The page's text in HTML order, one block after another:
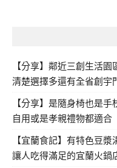
【分享】鄰近三創生活
清楚選擇多還有全省創宇
【分享】是隨身椅也是
自用或是孝親禮物都適合
【宜蘭食記】有特色豆
讓人吃得滿足的宜蘭火鍋